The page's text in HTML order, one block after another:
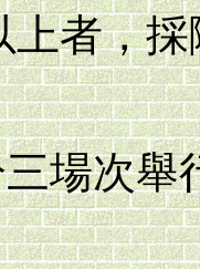
上者，
場次舉